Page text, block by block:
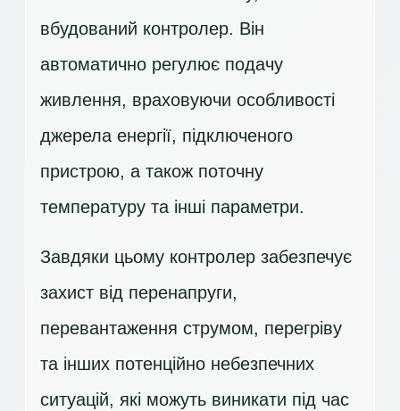
вбудований контролер. Він
автоматично регулює подачу
живлення, враховуючи особливості
джерела енергії, підключеного
пристрою, а також поточну
температуру та інші параметри.
Завдяки цьому контролер забезпечує
захист від перенапруги,
перевантаження струмом, перегріву
та інших потенційно небезпечних
ситуацій, які можуть виникати під час